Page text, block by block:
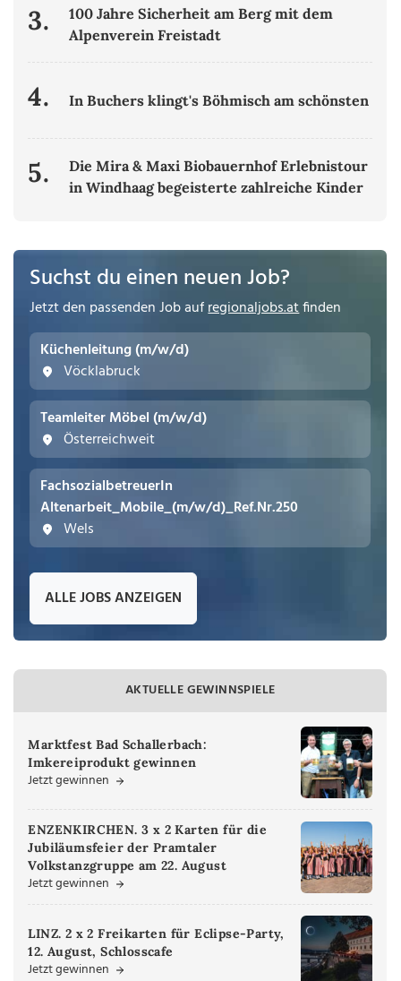
3.
100 Jahre Sicherheit am Berg mit dem
Alpenverein Freistadt
4. In Buchers klingt's Böhmisch am schönsten
5.
Die Mira & Maxi Biobauernhof Erlebnistour
in Windhaag begeisterte zahlreiche Kinder
Suchst du einen neuen Job?
Jetzt den passenden Job aufregionaljobs.atfinden
Küchenleitung (m/w/d)
Vöcklabruck
Teamleiter Möbel (m/w/d)
Österreichweit
FachsozialbetreuerIn
Altenarbeit_Mobile_(m/w/d)_Ref.Nr.250
Wels
ALLE JOBS ANZEIGEN
AKTUELLE GEWINNSPIELE
Marktfest Bad Schallerbach:
Imkereiprodukt gewinnen
Jetzt gewinnen
ENZENKIRCHEN. 3 x 2 Karten für die
Jubiläumsfeier der Pramtaler
Volkstanzgruppe am 22. August
Jetzt gewinnen
LINZ. 2 x 2 Freikarten für Eclipse-Party,
12. August, Schlosscafe
Jetzt gewinnen